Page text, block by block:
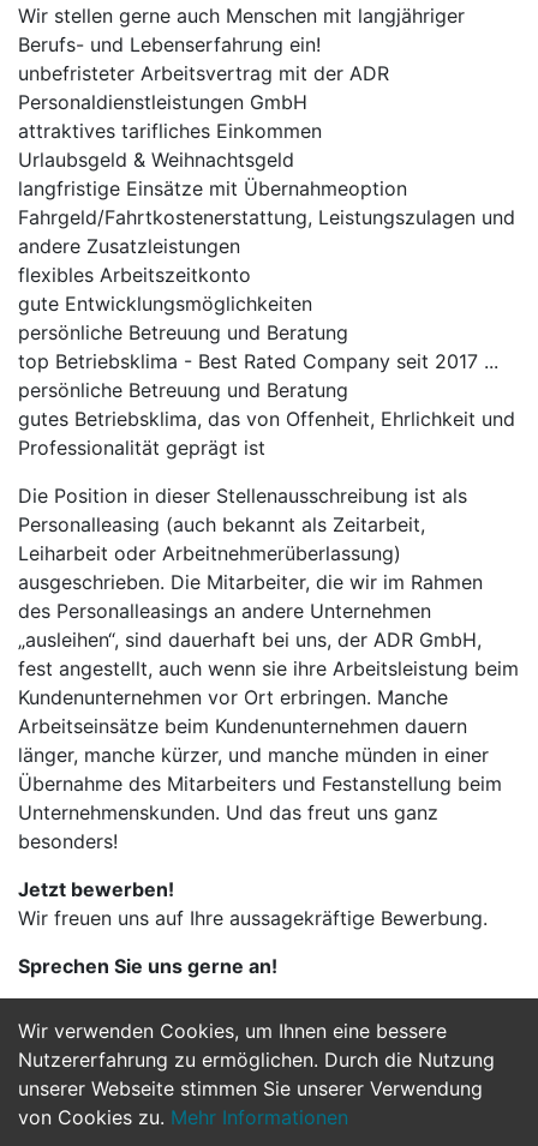
Wir verwenden Cookies, um Ihnen eine bessere
Nutzererfahrung zu ermöglichen. Durch die Nutzung
unserer Webseite stimmen Sie unserer Verwendung
von Cookies zu. Mehr Informationen
Wir stellen gerne auch Menschen mit langjähriger
Berufs- und Lebenserfahrung ein!
unbefristeter Arbeitsvertrag mit der ADR
Personaldienstleistungen GmbH
attraktives tarifliches Einkommen
Urlaubsgeld & Weihnachtsgeld
langfristige Einsätze mit Übernahmeoption
Fahrgeld/Fahrtkostenerstattung, Leistungszulagen und
andere Zusatzleistungen
flexibles Arbeitszeitkonto
gute Entwicklungsmöglichkeiten
persönliche Betreuung und Beratung
top Betriebsklima - Best Rated Company seit 2017 ...
persönliche Betreuung und Beratung
gutes Betriebsklima, das von Offenheit, Ehrlichkeit und
Professionalität geprägt ist
Die Position in dieser Stellenausschreibung ist als
Personalleasing (auch bekannt als Zeitarbeit,
Leiharbeit oder Arbeitnehmerüberlassung)
ausgeschrieben. Die Mitarbeiter, die wir im Rahmen
des Personalleasings an andere Unternehmen
„ausleihen“, sind dauerhaft bei uns, der ADR GmbH,
fest angestellt, auch wenn sie ihre Arbeitsleistung beim
Kundenunternehmen vor Ort erbringen. Manche
Arbeitseinsätze beim Kundenunternehmen dauern
länger, manche kürzer, und manche münden in einer
Übernahme des Mitarbeiters und Festanstellung beim
Unternehmenskunden. Und das freut uns ganz
besonders!
Jetzt bewerben!
Wir freuen uns auf Ihre aussagekräftige Bewerbung.
Sprechen Sie uns gerne an!
Jetzt Bewerben